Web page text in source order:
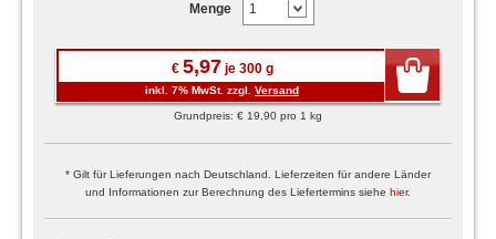
Menge
€ 5,97 je 300 g
inkl. 7% MwSt. zzgl. Versand
Grundpreis: € 19,90 pro 1 kg
* Gilt für Lieferungen nach Deutschland. Lieferzeiten für andere Länder
und Informationen zur Berechnung des Liefertermins siehe hier.